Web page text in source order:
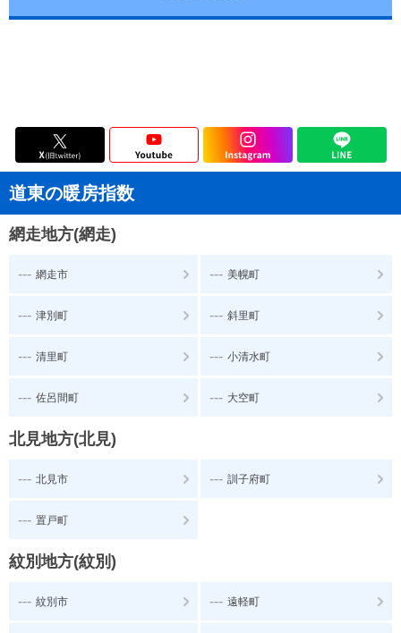
道東の暖房指数
網走地方(網走)
--- 網走市 --- 美幌町
--- 津別町 --- 斜里町
--- 清里町 --- 小清水町
--- 佐呂間町 --- 大空町
北見地方(北見)
--- 北見市 --- 訓子府町
--- 置戸町
紋別地方(紋別)
--- 紋別市 --- 遠軽町